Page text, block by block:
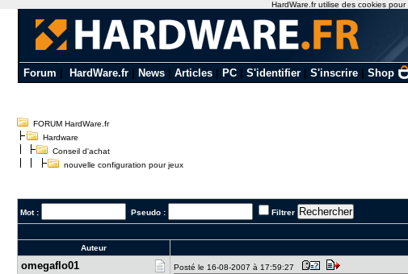
Forum HardWare.fr| News| Articles| PC| S'identifier| S'inscrire| Shop
FORUM HardWare.fr
Hardware
Conseil d'achat
nouvelle configuration pour jeux
Mot : Pseudo : Filtrer
Auteur
omegaflo01 Posté le 16-08-2007 à 17:59:27
HardWare.fr utilise des cookies